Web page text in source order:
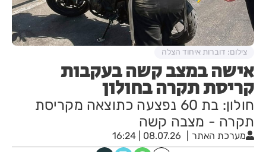
אישה במצב קשה בעקבות
קריסת תקרה בחולון
חולון: בת 60 נפצעה כתוצאה מקריסת
תקרה - מצבה קשה
מערכת האתר 08.07.26 | 16:24
צילום: דוברות איחוד הצלה